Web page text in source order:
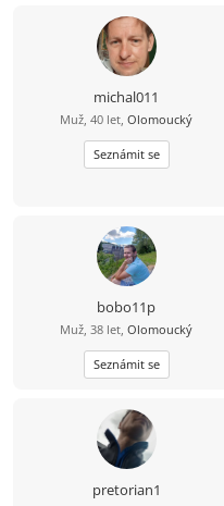
michal011
Muž, 40 let, Olomoucký
Seznámit se
bobo11p
Muž, 38 let, Olomoucký
Seznámit se
pretorian1